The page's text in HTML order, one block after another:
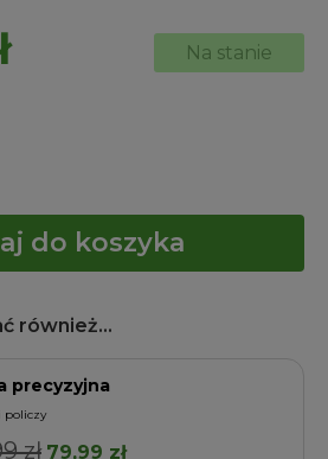
Na stanie
do koszyka
również...
precyzyjna
policzy
zł Pierwotna
79,99 złAktualna